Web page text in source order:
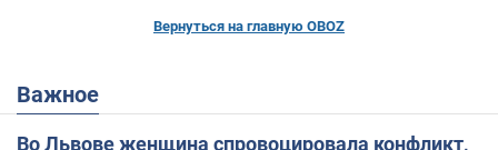
Вернуться на главную OBOZ
Важное
Во Львове женщина спровоцировала конфликт,